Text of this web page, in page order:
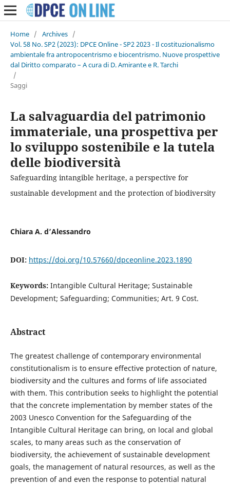
Home / Archives /
Vol. 58 No. SP2 (2023): DPCE Online - SP2 2023 - Il costituzionalismo
ambientale fra antropocentrismo e biocentrismo. Nuove prospettive
dal Diritto comparato – A cura di D. Amirante e R. Tarchi
/
Saggi
La salvaguardia del patrimonio
immateriale, una prospettiva per
lo sviluppo sostenibile e la tutela
delle biodiversità
Safeguarding intangible heritage, a perspective for
sustainable development and the protection of biodiversity
Chiara A. d’Alessandro
DOI: https://doi.org/10.57660/dpceonline.2023.1890
Keywords: Intangible Cultural Heritage; Sustainable
Development; Safeguarding; Communities; Art. 9 Cost.
Abstract
The greatest challenge of contemporary environmental
constitutionalism is to ensure effective protection of nature,
biodiversity and the cultures and forms of life associated
with them. This contribution seeks to highlight the potential
that the concrete implementation by member states of the
2003 Unesco Convention for the Safeguarding of the
Intangible Cultural Heritage can bring, on local and global
scales, to many areas such as the conservation of
biodiversity, the achievement of sustainable development
goals, the management of natural resources, as well as the
prevention of and even the response to potential natural